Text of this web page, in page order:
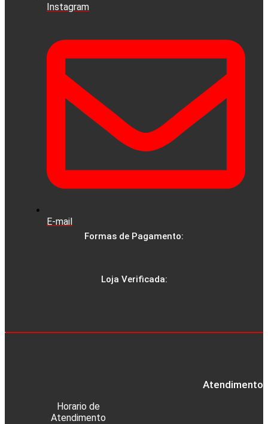
Instagram
E-mail
Formas de Pagamento:
Loja Verificada:
Atendimento
Horario de
Atendimento